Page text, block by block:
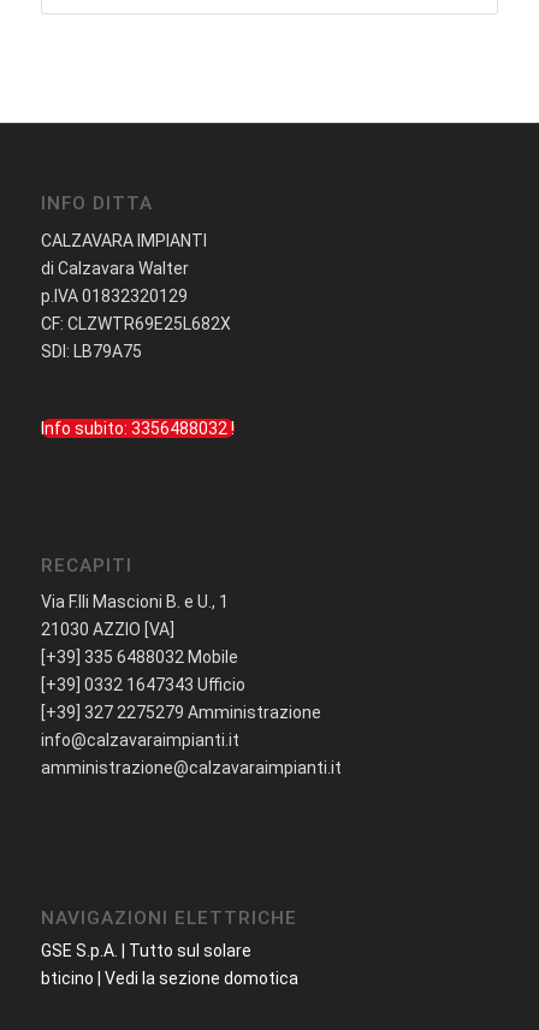
INFO DITTA
CALZAVARA IMPIANTI
di Calzavara Walter
p.IVA 01832320129
CF: CLZWTR69E25L682X
SDI: LB79A75
Info subito: 3356488032 !
RECAPITI
Via F.lli Mascioni B. e U., 1
21030 AZZIO [VA]
[+39] 335 6488032 Mobile
[+39] 0332 1647343 Ufficio
[+39] 327 2275279 Amministrazione
info@calzavaraimpianti.it
amministrazione@calzavaraimpianti.it
NAVIGAZIONI ELETTRICHE
GSE S.p.A. | Tutto sul solare
bticino | Vedi la sezione domotica